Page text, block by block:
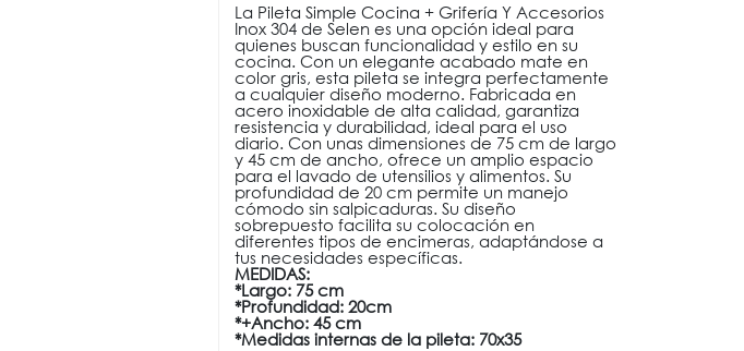
La Pileta Simple Cocina + Grifería Y Accesorios
Inox 304 de Selen es una opción ideal para
quienes buscan funcionalidad y estilo en su
cocina. Con un elegante acabado mate en
color gris, esta pileta se integra perfectamente
a cualquier diseño moderno. Fabricada en
acero inoxidable de alta calidad, garantiza
resistencia y durabilidad, ideal para el uso
diario. Con unas dimensiones de 75 cm de largo
y 45 cm de ancho, ofrece un amplio espacio
para el lavado de utensilios y alimentos. Su
profundidad de 20 cm permite un manejo
cómodo sin salpicaduras. Su diseño
sobrepuesto facilita su colocación en
diferentes tipos de encimeras, adaptándose a
tus necesidades específicas.
MEDIDAS:
*Largo: 75 cm
*Profundidad: 20cm
*+Ancho: 45 cm
*Medidas internas de la pileta: 70x35